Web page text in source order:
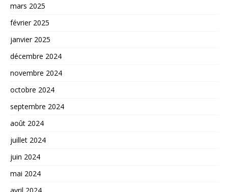
mars 2025
février 2025
janvier 2025
décembre 2024
novembre 2024
octobre 2024
septembre 2024
août 2024
juillet 2024
juin 2024
mai 2024